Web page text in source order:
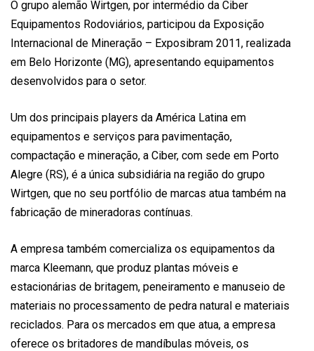
O grupo alemão Wirtgen, por intermédio da Ciber
Equipamentos Rodoviários, participou da Exposição
Internacional de Mineração – Exposibram 2011, realizada
em Belo Horizonte (MG), apresentando equipamentos
desenvolvidos para o setor.
Um dos principais players da América Latina em
equipamentos e serviços para pavimentação,
compactação e mineração, a Ciber, com sede em Porto
Alegre (RS), é a única subsidiária na região do grupo
Wirtgen, que no seu portfólio de marcas atua também na
fabricação de mineradoras contínuas.
A empresa também comercializa os equipamentos da
marca Kleemann, que produz plantas móveis e
estacionárias de britagem, peneiramento e manuseio de
materiais no processamento de pedra natural e materiais
reciclados. Para os mercados em que atua, a empresa
oferece os britadores de mandíbulas móveis, os